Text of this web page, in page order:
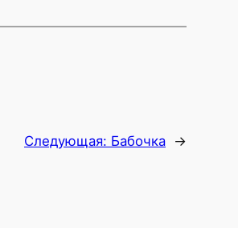
Следующая: Бабочка →